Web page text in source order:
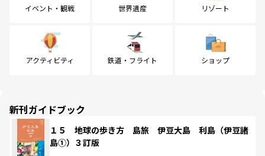
イベント・観戦 世界遺産 リゾート
アクティビティ 鉄道・フライト ショップ
新刊ガイドブック
１５ 地球の歩き方 島旅 伊豆大島 利島（伊豆諸
島①）３訂版